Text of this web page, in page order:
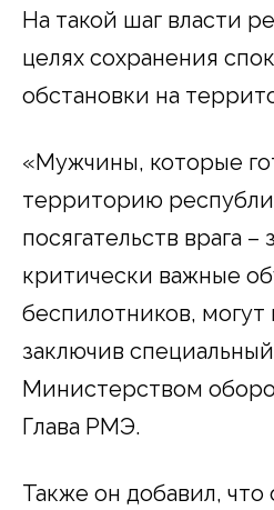
На такой шаг власти
целях сохранения
обстановки на
«Мужчины, которые
территорию
посягательств врага
критически важные
беспилотников, могут
заключив
Министерством
Глава РМЭ.
Также он добавил, что